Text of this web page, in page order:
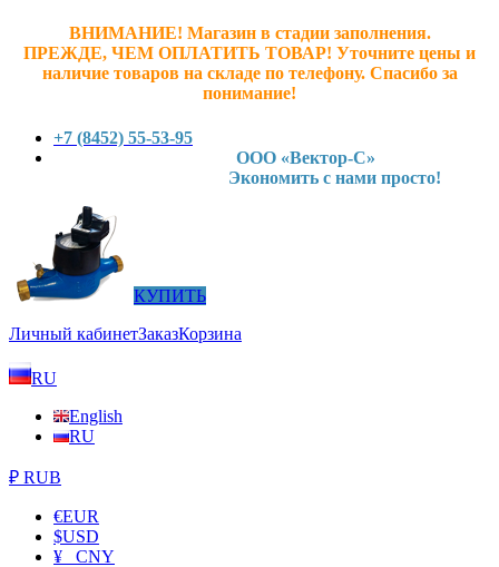
ВНИМАНИЕ! Магазин в стадии заполнения.
ПРЕЖДЕ, ЧЕМ ОПЛАТИТЬ ТОВАР! Уточните цены и
наличие товаров на складе по телефону. Спасибо за
понимание!
+7 (8452) 55-53-95
ООО «Вектор-С»
Экономить с нами просто!
КУПИТЬ
Личный кабинетЗаказКорзина
RU
English
RU
₽ RUB
€EUR
$USD
¥ CNY